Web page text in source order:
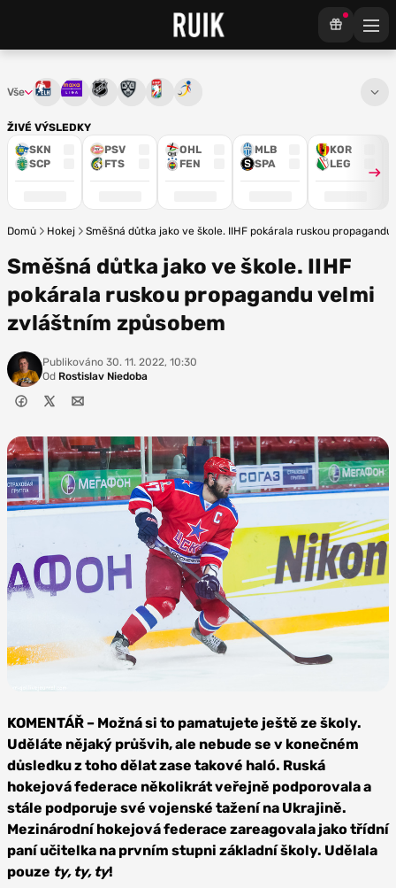
ŽIVÉ VÝSLEDKY
SKN
SCP
PSV
FTS
OHL
FEN
MLB
SPA
KOR
LEG
Vše Tipsport extraliga
Maxa ligaNHL KHL Mistrovství světa
Domů Hokej Směšná důtka jako ve škole. IIHF pokárala ruskou
Směšná důtka jako ve škole. IIHF
pokárala ruskou propagandu velmi
zvláštním způsobem
Publikováno 30. 11. 2022, 10:30
Od Rostislav Niedoba
BY-SA 3.0, Wikipedia
KOMENTÁŘ – Možná si to pamatujete ještě ze školy.
Uděláte nějaký průšvih, ale nebude se v konečném
důsledku z toho dělat zase takové haló. Ruská
hokejová federace několikrát veřejně podporovala a
stále podporuje své vojenské tažení na Ukrajině.
Mezinárodní hokejová federace zareagovala jako třídní
paní učitelka na prvním stupni základní školy. Udělala
pouze ty, ty, ty!